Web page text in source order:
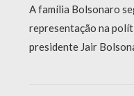
A família Bolsonaro
representação na
presidente Jair